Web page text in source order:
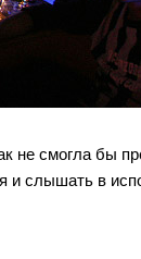
не смогла бы
и слышать в